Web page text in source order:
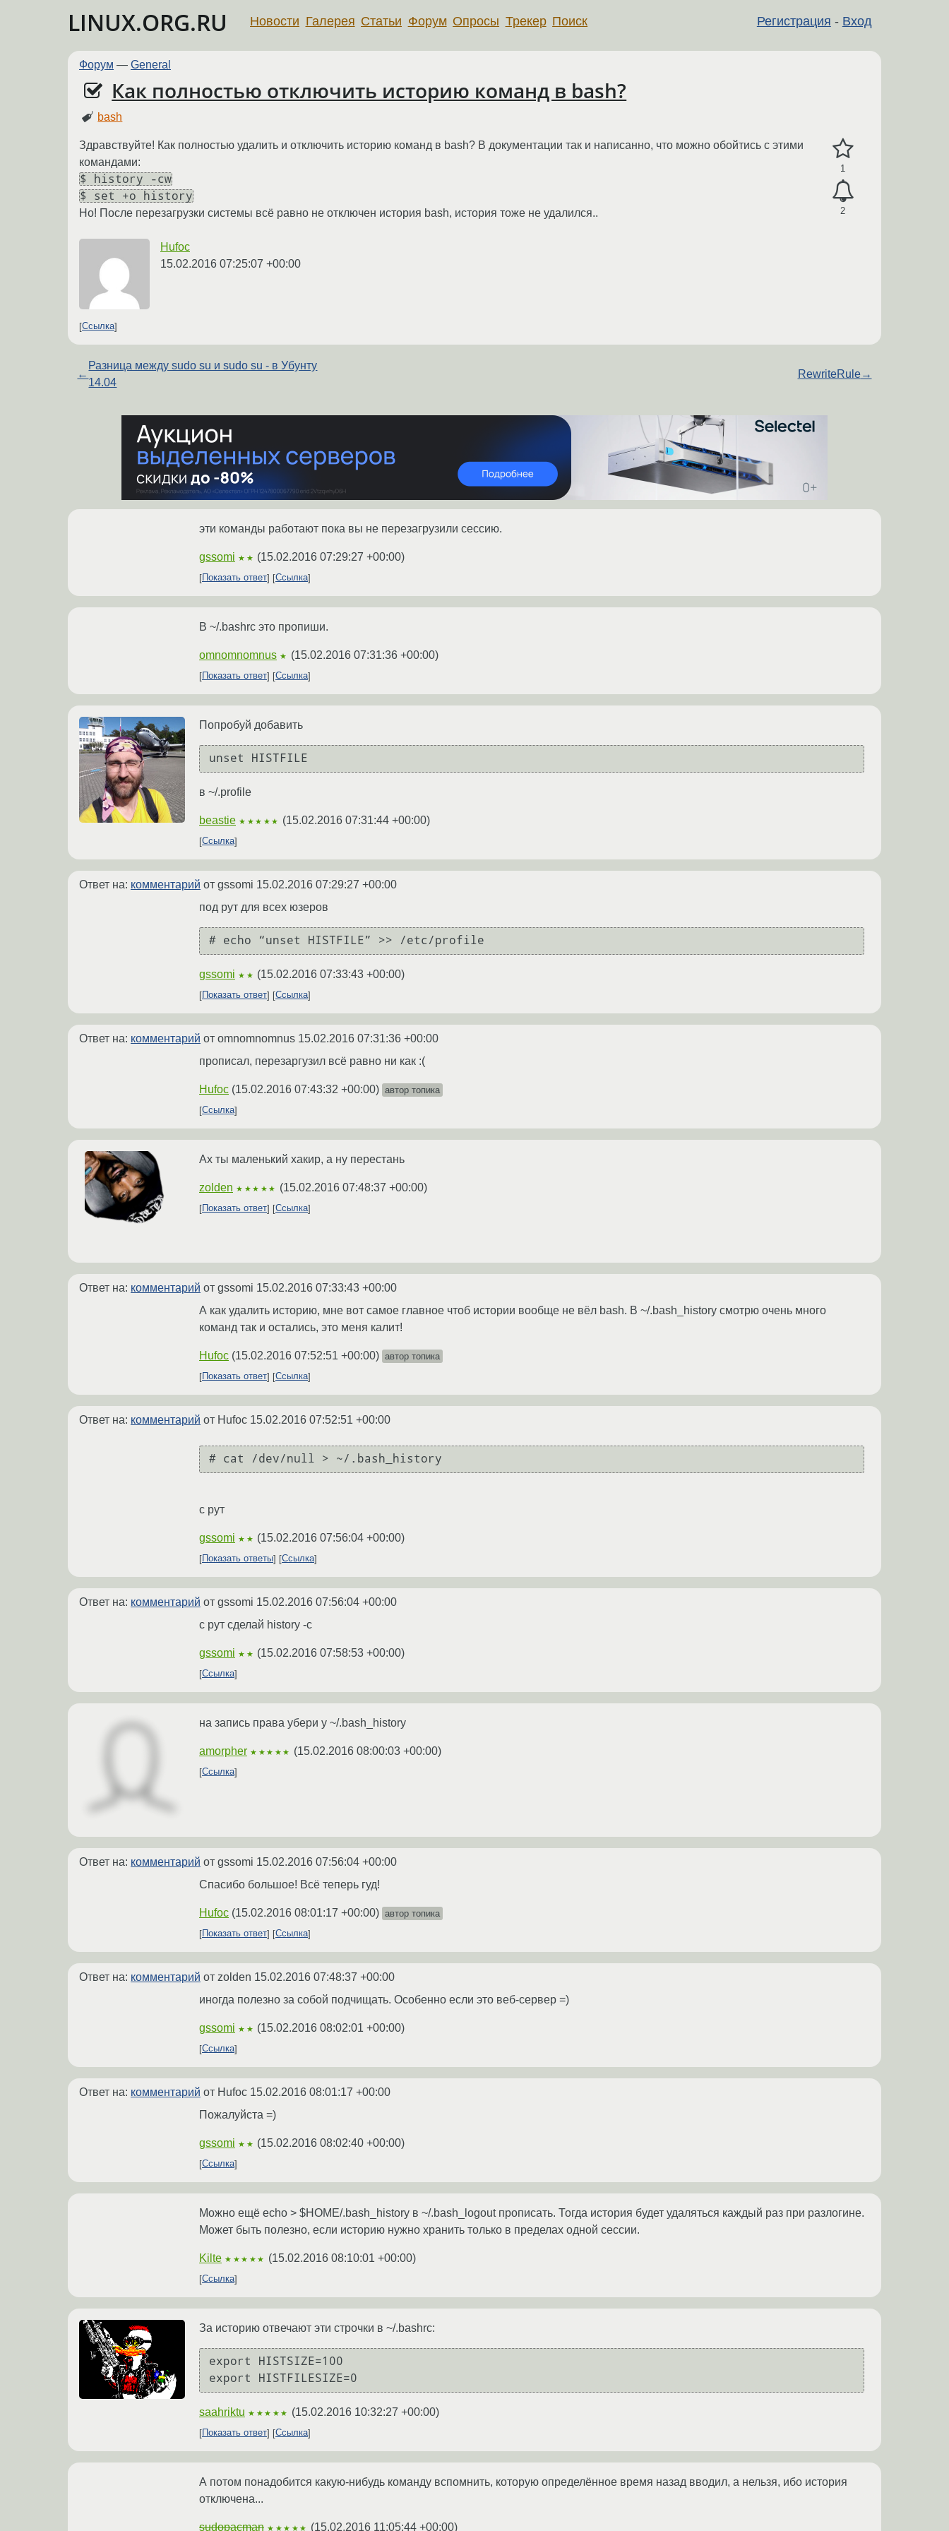
LINUX.ORG.RU Регистрация - Вход
Новости Галерея Статьи Форум Опросы Трекер Поиск
Форум — General
Как полностью отключить историю команд в bash?
bash
1
2
Здравствуйте! Как полностью удалить и отключить историю команд в bash? В документации так и написанно, что можно обойтись с этими
командами:
$ history -cw
$ set +o history
Но! После перезагрузки системы всё равно не отключен история bash, история тоже не удалился..
Hufoc
15.02.2016 07:25:07 +00:00
Ссылка
←
Разница между sudo su и sudo su - в Убунту
14.04
RewriteRule→
эти команды работают пока вы не перезагрузили сессию.
gssomi ★★ (15.02.2016 07:29:27 +00:00)
Показать ответ Ссылка
В ~/.bashrc это пропиши.
omnomnomnus ★ (15.02.2016 07:31:36 +00:00)
Показать ответ Ссылка
Попробуй добавить
unset HISTFILE
в ~/.profile
beastie ★★★★★ (15.02.2016 07:31:44 +00:00)
Ссылка
Ответ на: комментарий от gssomi 15.02.2016 07:29:27 +00:00
под рут для всех юзеров
gssomi ★★ (15.02.2016 07:33:43 +00:00)
Показать ответ Ссылка
Ответ на: комментарий от omnomnomnus 15.02.2016 07:31:36 +00:00
прописал, перезаргузил всё равно ни как :(
Hufoc (15.02.2016 07:43:32 +00:00) автор топика
Ссылка
Ах ты маленький хакир, а ну перестань
zolden ★★★★★ (15.02.2016 07:48:37 +00:00)
Показать ответ Ссылка
Ответ на: комментарий от gssomi 15.02.2016 07:33:43 +00:00
А как удалить историю, мне вот самое главное чтоб истории вообще не вёл bash. В ~/.bash_history смотрю очень много
команд так и остались, это меня калит!
Hufoc (15.02.2016 07:52:51 +00:00) автор топика
Показать ответ
Ссылка
Ответ на: комментарий от Hufoc 15.02.2016 07:52:51 +00:00
# cat /dev/null > ~/.bash_history
с рут
gssomi ★★ (15.02.2016 07:56:04 +00:00)
Показать ответы Ссылка
Ответ на: комментарий от gssomi 15.02.2016 07:56:04 +00:00
с рут сделай history -c
gssomi ★★ (15.02.2016 07:58:53 +00:00)
Ссылка
на запись права убери у ~/.bash_history
amorpher ★★★★★ (15.02.2016 08:00:03 +00:00)
Ссылка
Ответ на: комментарий от gssomi 15.02.2016 07:56:04 +00:00
Спасибо большое! Всё теперь гуд!
Hufoc (15.02.2016 08:01:17 +00:00) автор топика
Показать ответ
Ссылка
Ответ на: комментарий от zolden 15.02.2016 07:48:37 +00:00
иногда полезно за собой подчищать. Особенно если это веб-сервер =)
gssomi ★★ (15.02.2016 08:02:01 +00:00)
Ссылка
Ответ на: комментарий от Hufoc 15.02.2016 08:01:17 +00:00
Пожалуйста =)
gssomi ★★ (15.02.2016 08:02:40 +00:00)
Ссылка
Можно ещё echo > $HOME/.bash_history в ~/.bash_logout прописать. Тогда история будет удаляться каждый раз при разлогине.
Может быть полезно, если историю нужно хранить только в пределах одной сессии.
Kilte ★★★★★ (15.02.2016 08:10:01 +00:00)
Ссылка
За историю отвечают эти строчки в ~/.bashrc:
export HISTSIZE=100
saahriktu ★★★★★ (15.02.2016 10:32:27 +00:00)
Показать ответ Ссылка
А потом понадобится какую-нибудь команду вспомнить, которую определённое время назад вводил, а нельзя, ибо история
отключена...
sudopacman ★★★★★ (15.02.2016 11:05:44 +00:00)